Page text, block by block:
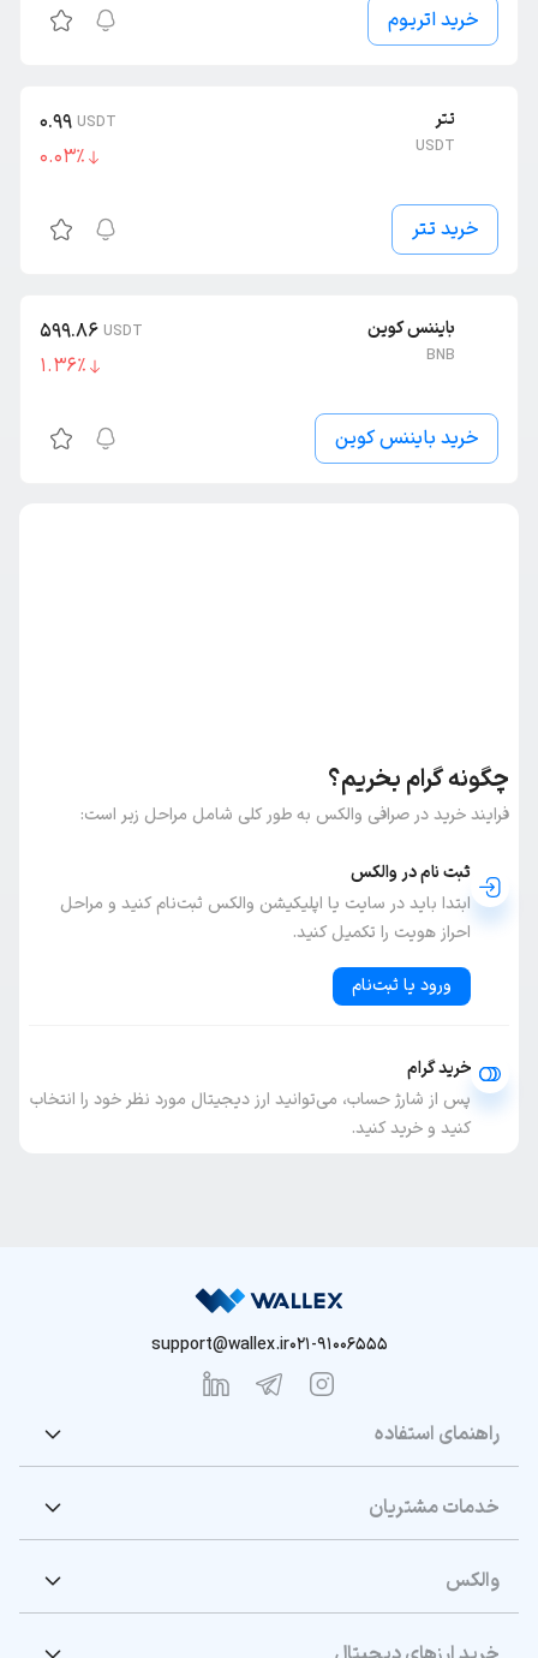
خرید اتریوم
تتر
USDT
0.99 USDT
٪0.03
خرید تتر
بایننس کوین
BNB
599.86 USDT
٪1.36
خرید بایننس کوین
چگونه گرام بخریم؟
فرایند خرید در صرافی والکس به طور کلی شامل مراحل زیر است:
ثبت نام در والکس
ابتدا باید در سایت یا اپلیکیشن والکس ثبت‌نام کنید و مراحل
احراز هویت را تکمیل کنید.
ورود یا ثبت‌نام
خرید گرام
پس از شارژ حساب، می‌توانید ارز دیجیتال مورد نظر خود را انتخاب
کنید و خرید کنید.
021-91006555
support@wallex.ir
راهنمای استفاده
خدمات مشتریان
والکس